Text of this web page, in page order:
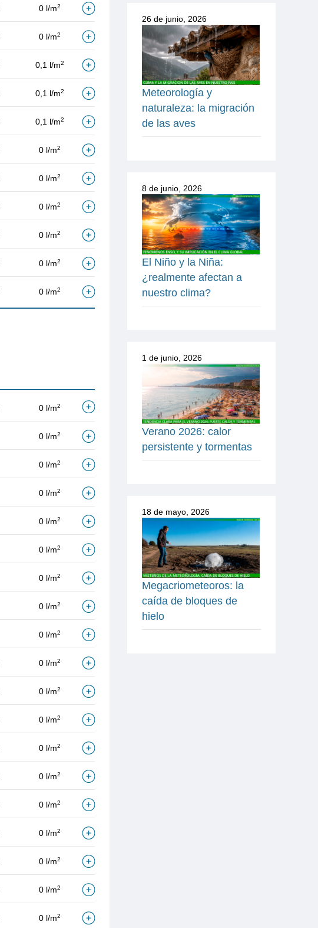
0 l/m2
0 l/m2
0,1 l/m2
0,1 l/m2
0,1 l/m2
0 l/m2
0 l/m2
0 l/m2
0 l/m2
0 l/m2
0 l/m2
0 l/m2
0 l/m2
0 l/m2
0 l/m2
0 l/m2
0 l/m2
0 l/m2
0 l/m2
0 l/m2
0 l/m2
0 l/m2
0 l/m2
0 l/m2
0 l/m2
0 l/m2
0 l/m2
0 l/m2
0 l/m2
0 l/m2
26 de junio, 2026
Meteorología y
naturaleza: la migración
de las aves
8 de junio, 2026
El Niño y la Niña:
¿realmente afectan a
nuestro clima?
1 de junio, 2026
Verano 2026: calor
persistente y tormentas
18 de mayo, 2026
Megacriometeoros: la
caída de bloques de
hielo